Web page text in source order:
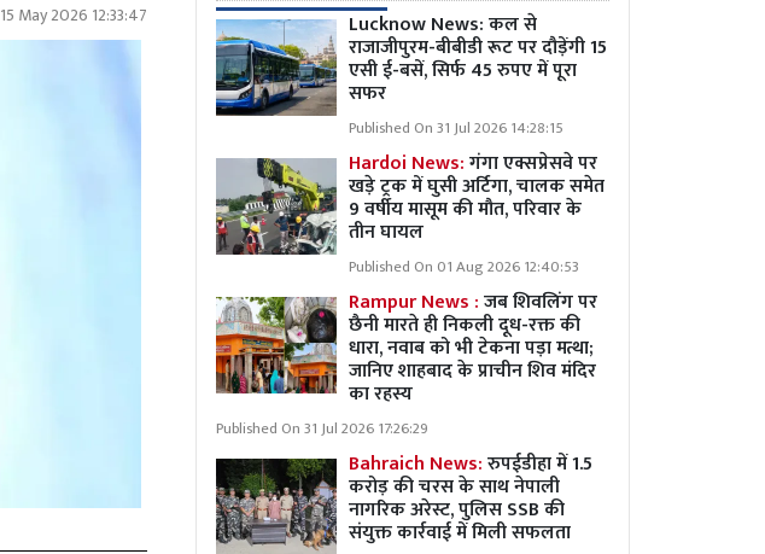
15 May 2026 12:33:47 Lucknow News:कल से
राजाजीपुरम-बीबीडी रूट पर दौड़ेंगी 15
एसी ई-बसें, सिर्फ 45 रुपए में पूरा
सफर
Published On 31 Jul 2026 14:28:15
Hardoi News:गंगा एक्सप्रेसवे पर
खड़े ट्रक में घुसी अर्टिगा, चालक समेत
9 वर्षीय मासूम की मौत, परिवार के
तीन घायल
Published On 01 Aug 2026 12:40:53
Rampur News :जब शिवलिंग पर
छैनी मारते ही निकली दूध-रक्त की
धारा, नवाब को भी टेकना पड़ा मत्था;
जानिए शाहबाद के प्राचीन शिव मंदिर
का रहस्य
Published On 31 Jul 2026 17:26:29
Bahraich News:रुपईडीहा में 1.5
करोड़ की चरस के साथ नेपाली
नागरिक अरेस्ट, पुलिस SSB की
संयुक्त कार्रवाई में मिली सफलता